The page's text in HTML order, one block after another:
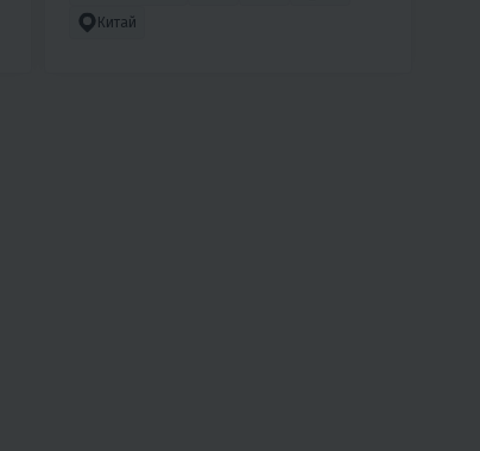
Китай